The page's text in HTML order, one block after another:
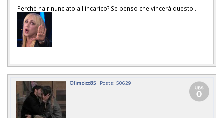
Perchè ha rinunciato all'incarico? Se penso che vincerà questo...
Olimpico85 Posts: 50629